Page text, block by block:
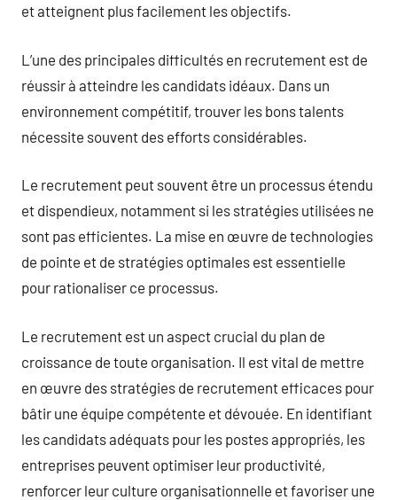
et atteignent plus facilement les objectifs.
L’une des principales difficultés en recrutement est de
réussir à atteindre les candidats idéaux. Dans un
environnement compétitif, trouver les bons talents
nécessite souvent des efforts considérables.
Le recrutement peut souvent être un processus étendu
et dispendieux, notamment si les stratégies utilisées ne
sont pas efficientes. La mise en œuvre de technologies
de pointe et de stratégies optimales est essentielle
pour rationaliser ce processus.
Le recrutement est un aspect crucial du plan de
croissance de toute organisation. Il est vital de mettre
en œuvre des stratégies de recrutement efficaces pour
bâtir une équipe compétente et dévouée. En identifiant
les candidats adéquats pour les postes appropriés, les
entreprises peuvent optimiser leur productivité,
renforcer leur culture organisationnelle et favoriser une